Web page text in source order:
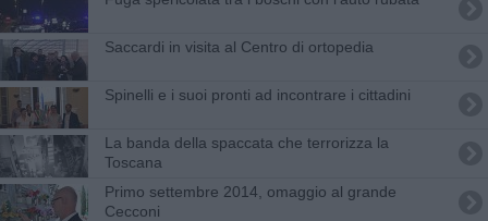
Saccardi in visita al Centro di ortopedia
Spinelli e i suoi pronti ad incontrare i cittadini
La banda della spaccata che terrorizza la
Toscana
Primo settembre 2014, omaggio al grande
Cecconi